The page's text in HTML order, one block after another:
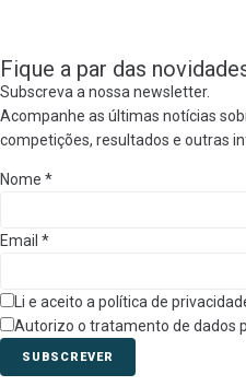
Fique a par das
Subscreva a nossa newsletter.
Acompanhe as últimas notícias
competições, resultados e outras
Nome *
Email *
Li e aceito a política de
Autorizo o tratamento de dados
SUBSCREVER